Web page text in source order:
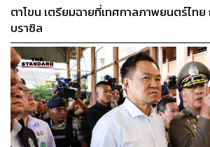
ตาโขน เตรียมฉายที่เทศกาลภาพยนตร์ไทย
บราซิล